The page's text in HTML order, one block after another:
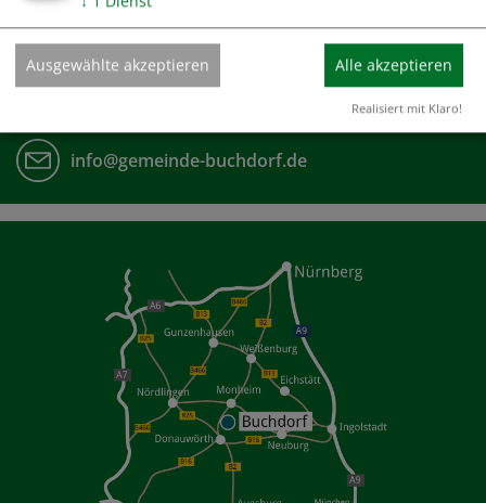
Fax: 09099/1431
09099/1261
info@gemeinde-buchdorf.de
Ausgewählte akzeptieren Alle akzeptieren
Realisiert mit Klaro!